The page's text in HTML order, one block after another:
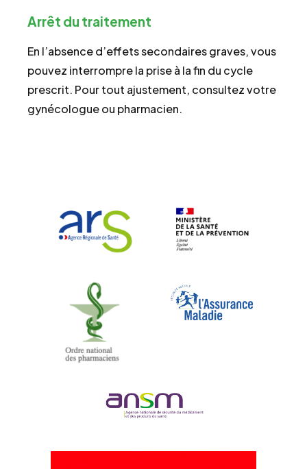
Arrêt du traitement
En l’absence d’effets secondaires graves, vous
pouvez interrompre la prise à la fin du cycle
prescrit. Pour tout ajustement, consultez votre
gynécologue ou pharmacien.